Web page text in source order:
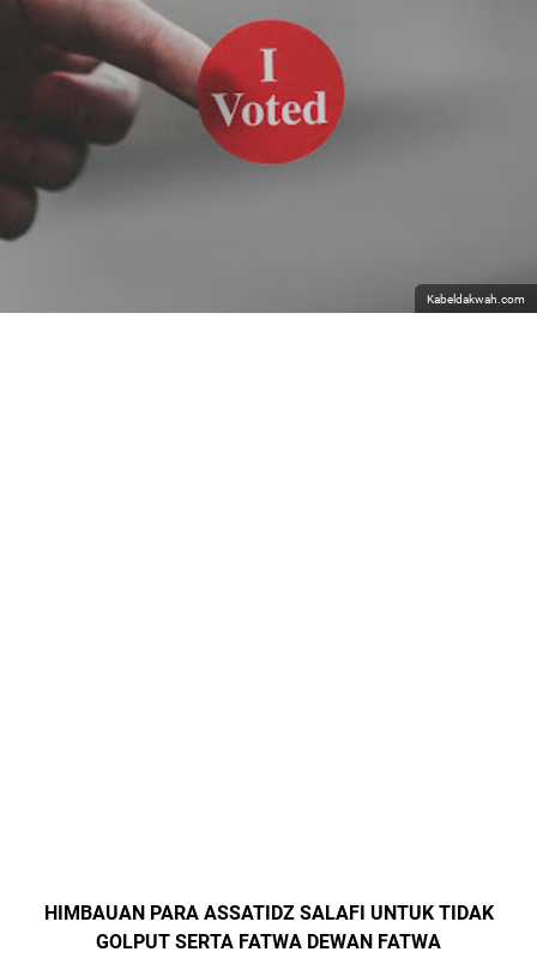
Kabeldakwah.com
HIMBAUAN PARA ASSATIDZ SALAFI UNTUK TIDAK
GOLPUT SERTA FATWA DEWAN FATWA